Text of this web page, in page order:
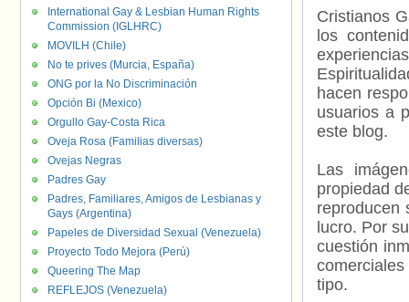
Cristianos
los
hacen
usuarios a
este blog.
Las
propiedad
reproducen
lucro. Por
cuestión
tipo.
International Gay & Lesbian Human Rights
Commission (IGLHRC)
MOVILH (Chile)
No te prives (Murcia, España)
ONG por la No Discriminación
Opción Bi (Mexico)
Orgullo Gay-Costa Rica
Oveja Rosa (Familias diversas)
Ovejas Negras
Padres Gay
Padres, Familiares, Amigos de Lesbianas y
Gays (Argentina)
Papeles de Diversidad Sexual (Venezuela)
Proyecto Todo Mejora (Perú)
Queering The Map
REFLEJOS (Venezuela)